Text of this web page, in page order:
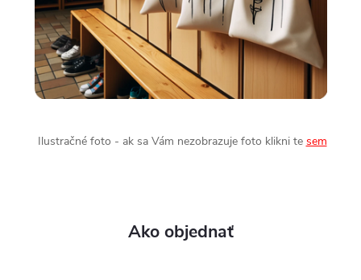
Ilustračné foto - ak sa Vám nezobrazuje foto klikni te sem
Ako objednať